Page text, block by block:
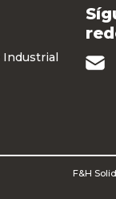
Industrial
F&H